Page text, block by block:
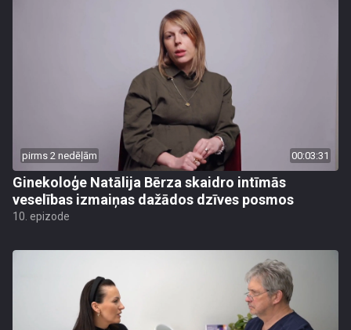
pirms 2 nedēļām 00:03:31
Ginekoloģe Natālija Bērza skaidro intīmās
veselības izmaiņas dažādos dzīves posmos
10. epizode